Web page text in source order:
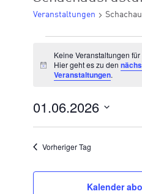
Veranstaltungen
FÜR
JUNI
2026
Hinweis
Keine Veranstaltungen
Hier geht es zu den
Veranstaltungen.
01.06.2026
Vorheriger Tag
Kalender